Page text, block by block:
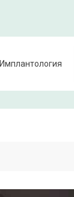
Имплантология